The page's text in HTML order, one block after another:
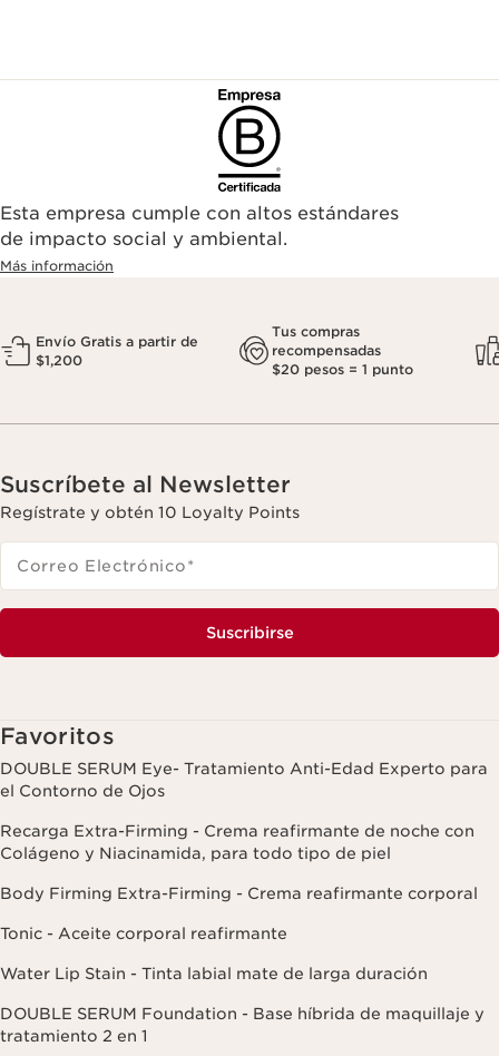
Esta empresa cumple con altos estándares
de impacto social y ambiental.
Más información
Envío Gratis a partir de
$1,200
Tus compras
recompensadas
$20 pesos = 1 punto
Suscríbete al Newsletter
Regístrate y obtén 10 Loyalty Points
Correo Electrónico*
Suscribirse
Favoritos
DOUBLE SERUM Eye- Tratamiento Anti-Edad Experto para
el Contorno de Ojos
Recarga Extra-Firming - Crema reafirmante de noche con
Colágeno y Niacinamida, para todo tipo de piel
Body Firming Extra-Firming - Crema reafirmante corporal
Tonic - Aceite corporal reafirmante
Water Lip Stain - Tinta labial mate de larga duración
DOUBLE SERUM Foundation - Base híbrida de maquillaje y
tratamiento 2 en 1